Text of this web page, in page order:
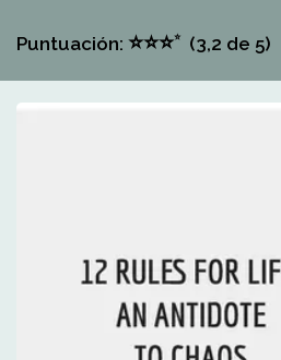
Puntuación: ⭐⭐⭐⭐ (3,2 de 5)